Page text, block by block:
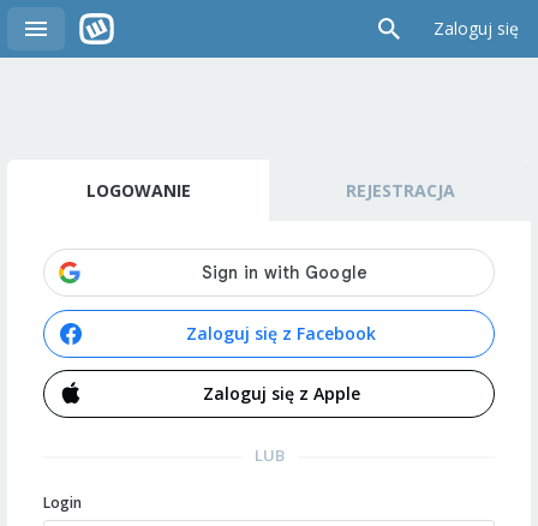
Zaloguj się
LOGOWANIE REJESTRACJA
Zaloguj się z Facebook
Zaloguj się z Apple
LUB
Login